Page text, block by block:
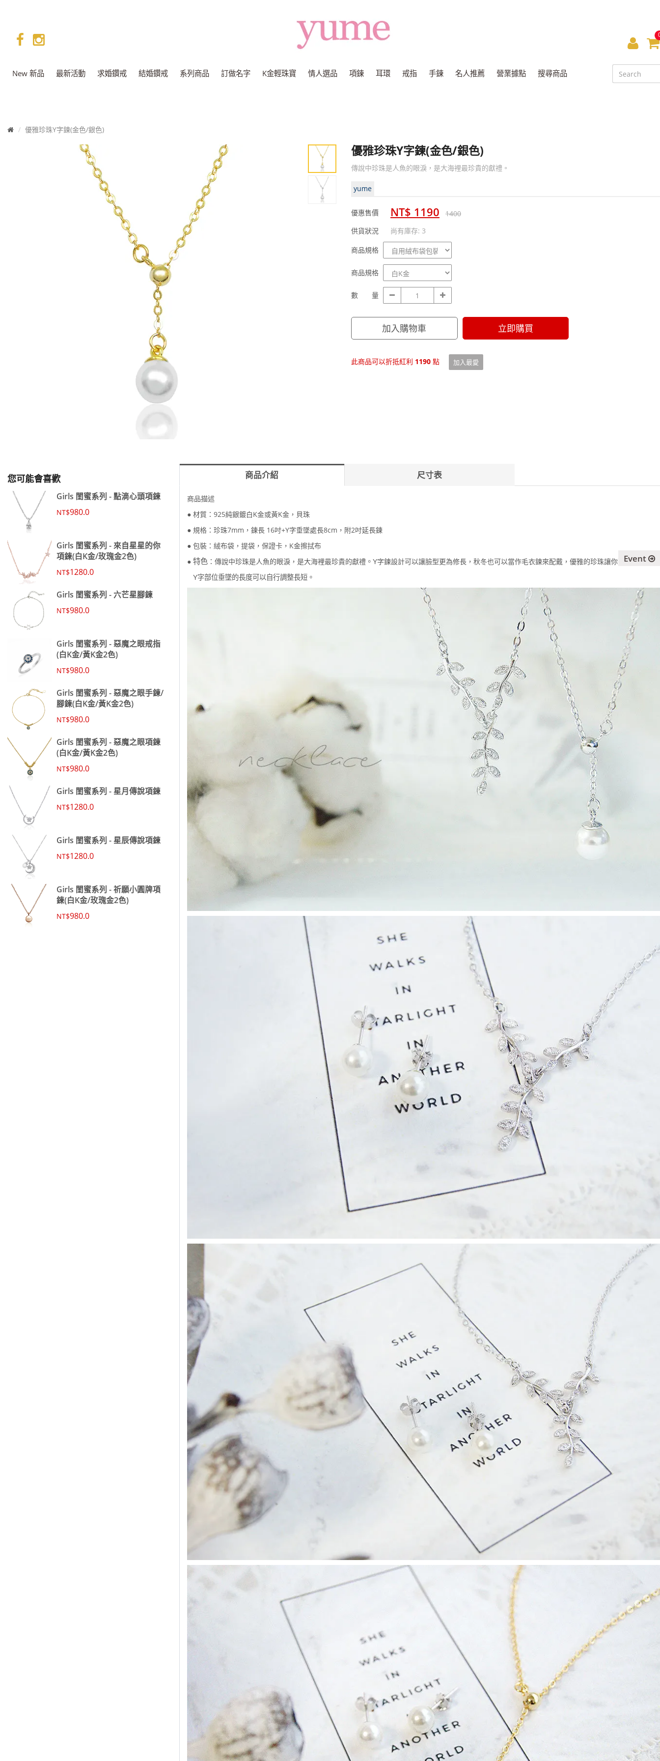
facebook
instagram
會
員
中
Yume
Jewelry
New 新品 最新活動 求婚鑽戒 結婚鑽戒 系列商品 訂做名字 K金輕珠寶 情人選品 項鍊 耳環 戒指 手鍊 名人推薦 營業據點 搜尋商品
首
優雅珍珠Y字鍊(金色/銀色)
優雅珍珠Y字鍊(金色/銀色)
傳說中珍珠是人魚的眼淚，是大海裡最珍貴的獻禮。
yume
優惠售價 NT$ 1190
1400
供貨狀況
尚有庫存: 3
商品規格 商
品
規
商品規格 商
品
規
數 量 數
量
加入購物車 立即購買
此商品可以折抵紅利 1190 點 加入最愛
您可能會喜歡
Girls 閨蜜系列 - 點滴心頭項鍊
NT$980.0
Girls 閨蜜系列 - 來自星星的你
項鍊(白K金/玫瑰金2色)
NT$1280.0
Girls 閨蜜系列 - 六芒星腳鍊
NT$980.0
Girls 閨蜜系列 - 惡魔之眼戒指
(白K金/黃K金2色)
NT$980.0
Girls 閨蜜系列 - 惡魔之眼手鍊/
腳鍊(白K金/黃K金2色)
NT$980.0
Girls 閨蜜系列 - 惡魔之眼項鍊
(白K金/黃K金2色)
NT$980.0
Girls 閨蜜系列 - 星月傳說項鍊
NT$1280.0
Girls 閨蜜系列 - 星辰傳說項鍊
NT$1280.0
Girls 閨蜜系列 - 祈願小圓牌項
鍊(白K金/玫瑰金2色)
NT$980.0
商品介紹 尺寸表
商品描述
● 材質：925純銀鍍白K金或黃K金，貝珠
● 規格：珍珠7mm，鍊長 16吋+Y字垂墜處長8cm，附2吋延長鍊
● 包裝：絨布袋，提袋，保證卡，K金擦拭布
● 特色 ： 傳說中珍珠是人魚的眼淚，是大海裡最珍貴的獻禮 。 Y字鍊設計可以讓臉型更為修長 ，秋冬也可以當作毛衣鍊來配戴，優雅的珍珠讓你更有女人味。
Y字部位垂墜的長度可以自行調整長短 。
Event